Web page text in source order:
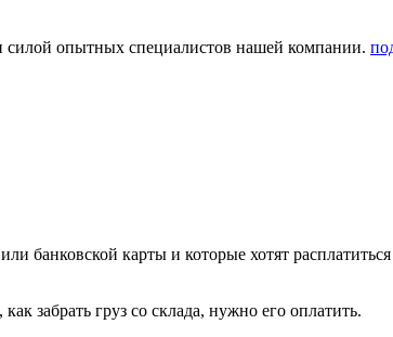
силой опытных специалистов нашей компании.
банковской карты и которые хотят
забрать груз со склада, нужно его оплатить.